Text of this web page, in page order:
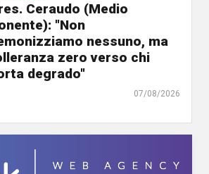
Ceraudo (Medio
"Non
nessuno, ma
zero verso chi
degrado"
07/08/2026